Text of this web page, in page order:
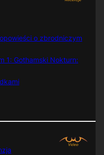
o zbrodniczym
1: Gothamski Nokturn: